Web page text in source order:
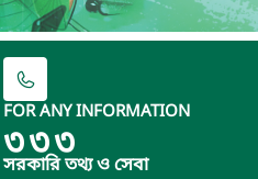
FOR ANY INFORMATION
৩৩৩
সরকারি তথ্য ও সেবা